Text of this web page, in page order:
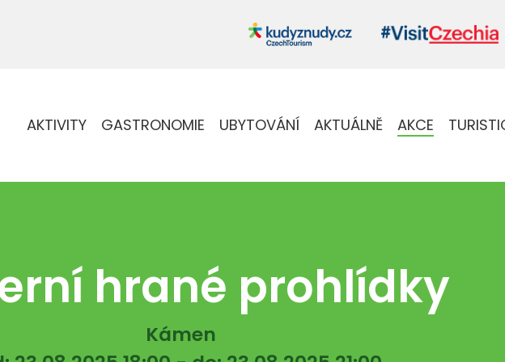
AKTIVITY GASTRONOMIE UBYTOVÁNÍ AKTUÁLNĚ AKCE
hrané prohlídky
Kámen